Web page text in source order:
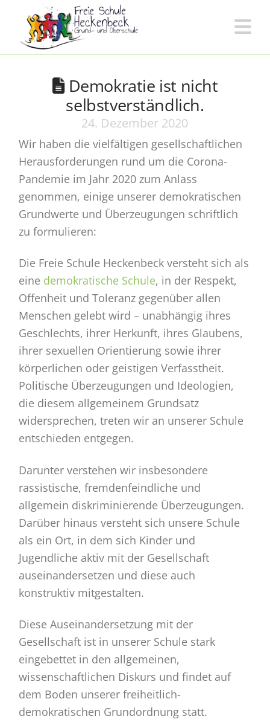
Freie
Schule
Heckenbeck
Demokratie ist nicht
selbstverständlich.
24. Dezember 2020
Wir haben die vielfältigen gesellschaftlichen
Herausforderungen rund um die Corona-
Pandemie im Jahr 2020 zum Anlass
genommen, einige unserer demokratischen
Grundwerte und Überzeugungen schriftlich
zu formulieren:
Die Freie Schule Heckenbeck versteht sich als
eine demokratische Schule, in der Respekt,
Offenheit und Toleranz gegenüber allen
Menschen gelebt wird – unabhängig ihres
Geschlechts, ihrer Herkunft, ihres Glaubens,
ihrer sexuellen Orientierung sowie ihrer
körperlichen oder geistigen Verfasstheit.
Politische Überzeugungen und Ideologien,
die diesem allgemeinem Grundsatz
widersprechen, treten wir an unserer Schule
entschieden entgegen.
Darunter verstehen wir insbesondere
rassistische, fremdenfeindliche und
allgemein diskriminierende Überzeugungen.
Darüber hinaus versteht sich unsere Schule
als ein Ort, in dem sich Kinder und
Jugendliche aktiv mit der Gesellschaft
auseinandersetzen und diese auch
konstruktiv mitgestalten.
Diese Auseinandersetzung mit der
Gesellschaft ist in unserer Schule stark
eingebettet in den allgemeinen,
wissenschaftlichen Diskurs und findet auf
dem Boden unserer freiheitlich-
demokratischen Grundordnung statt.